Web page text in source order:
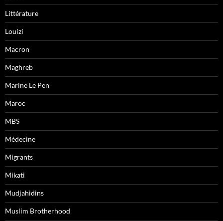
Littérature
Louizi
Macron
Maghreb
Marine Le Pen
Maroc
MBS
Médecine
Migrants
Mikati
Mudjahidins
Muslim Brotherhood